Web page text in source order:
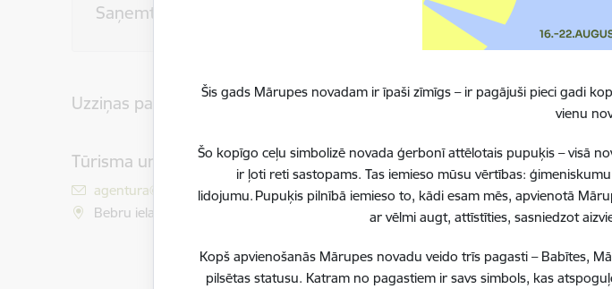
Šis gads Mārupes novadam ir īpaši zīmīgs – ir pagājuši pieci gadi
vienu
Šo kopīgo ceļu simbolizē novada ģerbonī attēlotais pupuķis – visā
ir ļoti reti sastopams. Tas iemieso mūsu vērtības:
lidojumu. Pupuķis pilnībā iemieso to, kādi esam mēs, apvienotā
ar vēlmi augt, attīstīties, sasniedzot
Kopš apvienošanās Mārupes novadu veido trīs pagasti – Babītes,
pilsētas statusu. Katram no pagastiem ir savs simbols, kas
Saņemt pakalpojumu Klātienē
Uzziņas par pakalpojumu
Tūrisma un uzņēmējdarbības atbalsta aģentūra
E-pasts:
agentura@marupe.lv
Bebru iela 10, Mārupe, Mārupes pagasts, Mārupes novads, LV-2167